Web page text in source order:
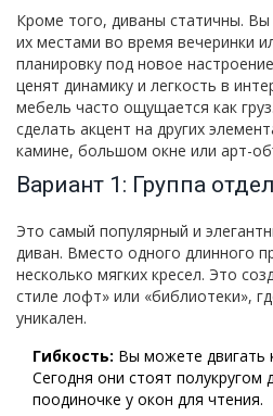
Кроме того, диваны статичны.
их местами во время вечеринки
планировку под новое
ценят динамику и легкость в
мебель часто ощущается как
сделать акцент на других
камине, большом окне или арт-
Вариант 1: Группа
Это самый популярный и
диван. Вместо одного длинного
несколько мягких кресел. Это
стиле лофт» или «библиотеки»,
уникален.
Гибкость: Вы можете двигать
Сегодня они стоят полукругом
поодиночке у окон для чтения.